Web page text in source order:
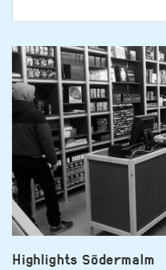
Highlights Södermalm